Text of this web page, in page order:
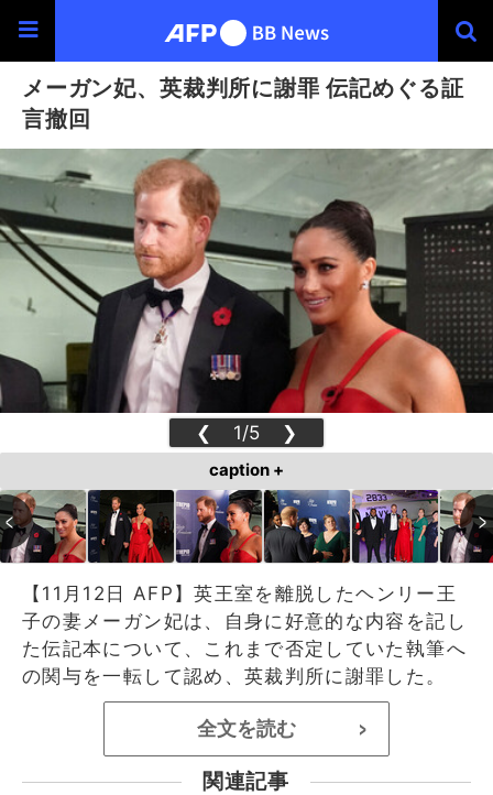
メーガン妃、英裁判所に謝罪 伝記めぐる証
言撤回
❮ 1/5 ❯
caption +
【11月12日 AFP】英王室を離脱したヘンリー王
子の妻メーガン妃は、自身に好意的な内容を記し
た伝記本について、これまで否定していた執筆へ
の関与を一転して認め、英裁判所に謝罪した。
全文を読む >
関連記事